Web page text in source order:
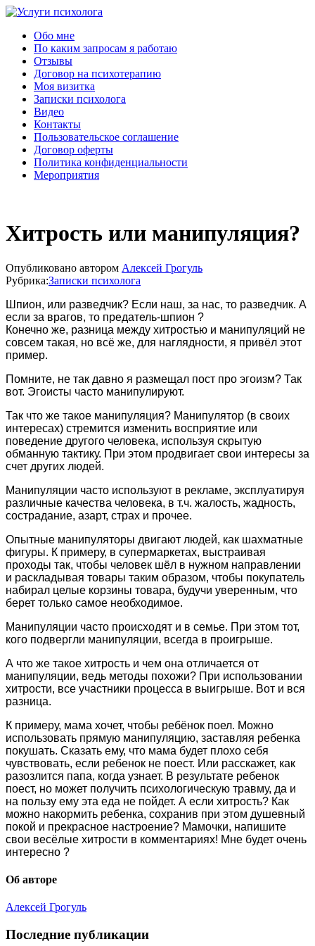
Услуги психолога
Обо мне
По каким запросам я работаю
Отзывы
Договор на психотерапию
Моя визитка
Записки психолога
Видео
Контакты
Пользовательское соглашение
Договор оферты
Политика конфиденциальности
Мероприятия
Хитрость или манипуляция?
Опубликовано автором Алексей Грогуль
Рубрика:Записки психолога
Шпион, или разведчик? Если наш, за нас, то разведчик. А
если за врагов, то предатель-шпион ?
Конечно же, разница между хитростью и манипуляций не
совсем такая, но всё же, для наглядности, я привёл этот
пример.
Помните, не так давно я размещал пост про эгоизм? Так
вот. Эгоисты часто манипулируют.
Так что же такое манипуляция? Манипулятор (в своих
интересах) стремится изменить восприятие или
поведение другого человека, используя скрытую
обманную тактику. При этом продвигает свои интересы за
счет других людей.
Манипуляции часто используют в рекламе, эксплуатируя
различные качества человека, в т.ч. жалость, жадность,
сострадание, азарт, страх и прочее.
Опытные манипуляторы двигают людей, как шахматные
фигуры. К примеру, в супермаркетах, выстраивая
проходы так, чтобы человек шёл в нужном направлении
и раскладывая товары таким образом, чтобы покупатель
набирал целые корзины товара, будучи уверенным, что
берет только самое необходимое.
Манипуляции часто происходят и в семье. При этом тот,
кого подвергли манипуляции, всегда в проигрыше.
А что же такое хитрость и чем она отличается от
манипуляции, ведь методы похожи? При использовании
хитрости, все участники процесса в выигрыше. Вот и вся
разница.
К примеру, мама хочет, чтобы ребёнок поел. Можно
использовать прямую манипуляцию, заставляя ребенка
покушать. Сказать ему, что мама будет плохо себя
чувствовать, если ребенок не поест. Или расскажет, как
разозлится папа, когда узнает. В результате ребенок
поест, но может получить психологическую травму, да и
на пользу ему эта еда не пойдет. А если хитрость? Как
можно накормить ребенка, сохранив при этом душевный
покой и прекрасное настроение? Мамочки, напишите
свои весёлые хитрости в комментариях! Мне будет очень
интересно ?
Об авторе
Алексей Грогуль
Последние публикации